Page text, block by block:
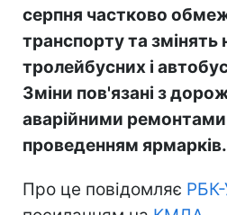
серпня частково
транспорту та змінять
тролейбусних і
Зміни пов'язані з
аварійними
проведенням ярмарків.
Про це повідомляє РБК-